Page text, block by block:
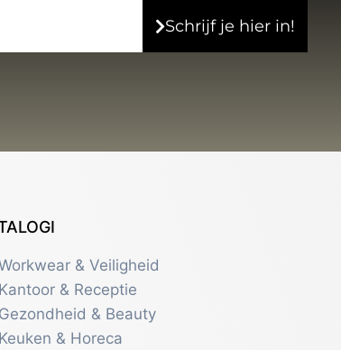
Schrijf je hier in!
& Veiligheid
Kantoor & Receptie
Gezondheid & Beauty
Keuken & Horeca